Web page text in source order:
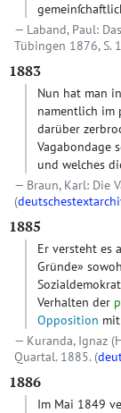
Laband, Paul:
Tübingen 1876, S.
1883
Nun hat man
namentlich im
darüber
Vagabondage
und welches
Braun, Karl: Die
(
1885
Er versteht es
Gründe»
Verhalten der
Opposition
Kuranda, Ignaz
Quartal. 1885. (
1886
Im Mai 1849